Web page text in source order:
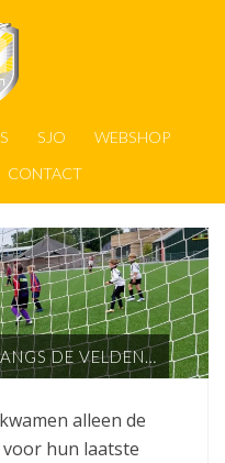
SJO
WEBSHOP
CONTACT
DE VELDEN…
alleen de
hun laatste